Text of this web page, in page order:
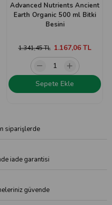
Advanced Nutrients Ancient
Earth Organic 500 ml Bitki
Besini
1.167,06 TL
1.341,45 TL
Sepete Ekle
siparişlerde
iade garantisi
güvende